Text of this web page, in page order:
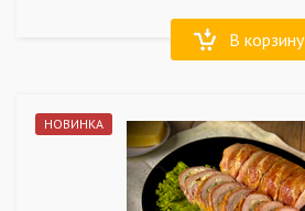
В корзину
НОВИНКА